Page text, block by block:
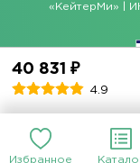
Избранное
40 831 ₽
4.9
«КейтерМи» |